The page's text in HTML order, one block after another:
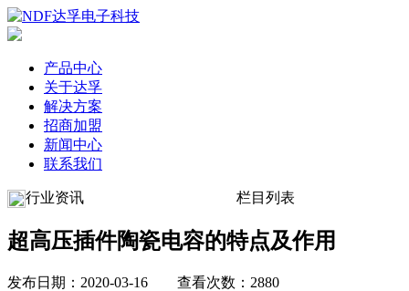
产品中心
关于达孚
解决方案
招商加盟
新闻中心
联系我们
行业资讯 栏目列表
超高压插件陶瓷电容的特点及作用
发布日期：2020-03-16 查看次数：2880